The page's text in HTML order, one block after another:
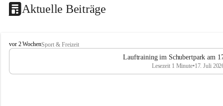
Aktuelle Beiträge
L
V
a
vor 2 WochenSport & Freizeit
Lauftraining im Schubertpark am
Lesezeit 1 Minute•17. Juli